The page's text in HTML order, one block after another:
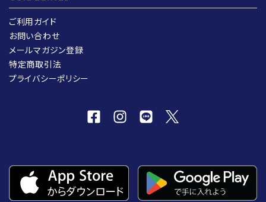
ご利用ガイド
お問い合わせ
メールマガジン登録
特定商取引法
プライバシーポリシー